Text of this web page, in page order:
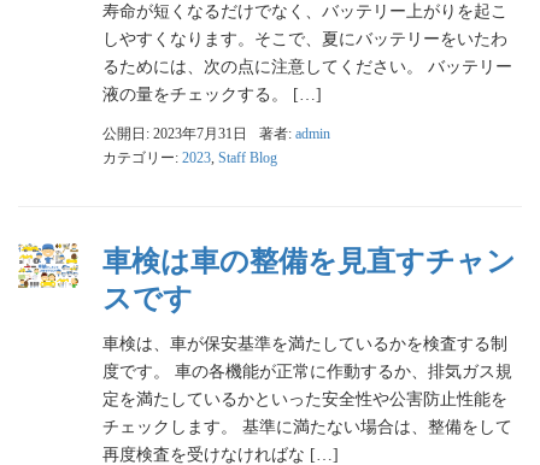
寿命が短くなるだけでなく、バッテリー上がりを起こ
しやすくなります。そこで、夏にバッテリーをいたわ
るためには、次の点に注意してください。 バッテリー
液の量をチェックする。 […]
公開日: 2023年7月31日 著者: admin
カテゴリー: 2023, Staff Blog
車検は車の整備を見直すチャン
スです
車検は、車が保安基準を満たしているかを検査する制
度です。 車の各機能が正常に作動するか、排気ガス規
定を満たしているかといった安全性や公害防止性能を
チェックします。 基準に満たない場合は、整備をして
再度検査を受けなければな […]